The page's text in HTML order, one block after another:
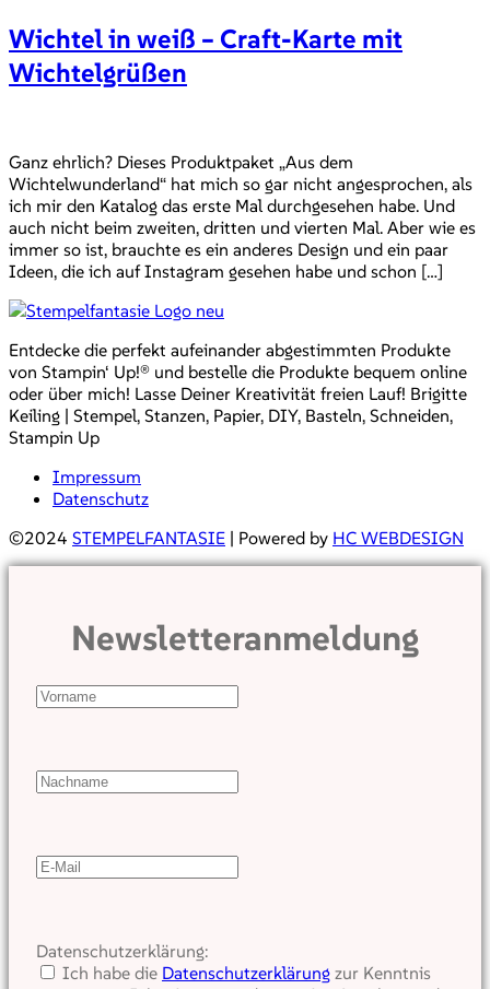
Wichtel in weiß – Craft-Karte mit
Wichtelgrüßen
Ganz ehrlich? Dieses Produktpaket „Aus dem
Wichtelwunderland“ hat mich so gar nicht angesprochen, als
ich mir den Katalog das erste Mal durchgesehen habe. Und
auch nicht beim zweiten, dritten und vierten Mal. Aber wie es
immer so ist, brauchte es ein anderes Design und ein paar
Ideen, die ich auf Instagram gesehen habe und schon […]
Entdecke die perfekt aufeinander abgestimmten Produkte
von Stampin‘ Up!® und bestelle die Produkte bequem online
oder über mich! Lasse Deiner Kreativität freien Lauf! Brigitte
Keiling | Stempel, Stanzen, Papier, DIY, Basteln, Schneiden,
Stampin Up
Impressum
Datenschutz
©2024 STEMPELFANTASIE | Powered by HC WEBDESIGN
Newsletteranmeldung
Datenschutzerklärung:
Ich habe die Datenschutzerklärung zur Kenntnis